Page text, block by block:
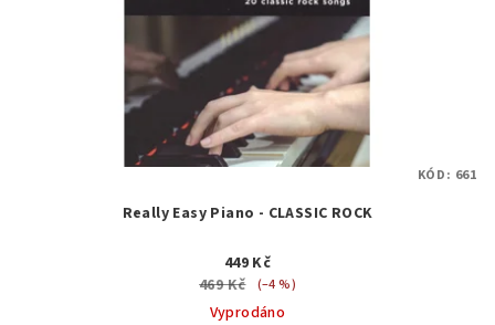
Really Easy Piano - CLASSIC ROCK
449 Kč
469 Kč
(–4 %)
Vyprodáno
KÓD: 661